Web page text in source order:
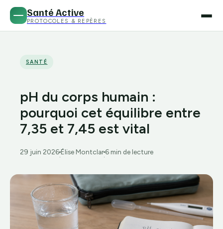
Santé Active
PROTOCOLES & REPÈRES
SANTÉ
pH du corps humain :
pourquoi cet équilibre entre
7,35 et 7,45 est vital
29 juin 2026
·
Élise Montclar
·
6 min de lecture